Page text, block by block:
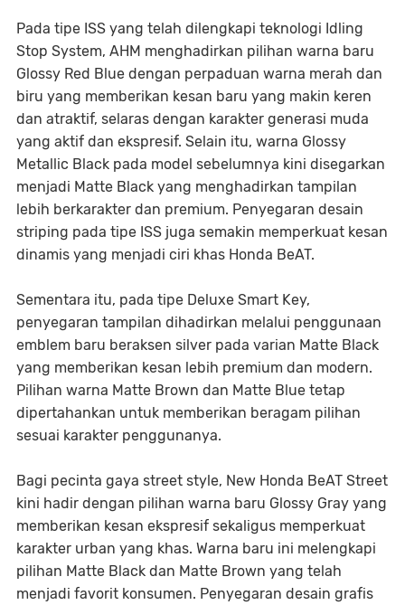
Pada tipe ISS yang telah dilengkapi teknologi Idling
Stop System, AHM menghadirkan pilihan warna baru
Glossy Red Blue dengan perpaduan warna merah dan
biru yang memberikan kesan baru yang makin keren
dan atraktif, selaras dengan karakter generasi muda
yang aktif dan ekspresif. Selain itu, warna Glossy
Metallic Black pada model sebelumnya kini disegarkan
menjadi Matte Black yang menghadirkan tampilan
lebih berkarakter dan premium. Penyegaran desain
striping pada tipe ISS juga semakin memperkuat kesan
dinamis yang menjadi ciri khas Honda BeAT.
Sementara itu, pada tipe Deluxe Smart Key,
penyegaran tampilan dihadirkan melalui penggunaan
emblem baru beraksen silver pada varian Matte Black
yang memberikan kesan lebih premium dan modern.
Pilihan warna Matte Brown dan Matte Blue tetap
dipertahankan untuk memberikan beragam pilihan
sesuai karakter penggunanya.
Bagi pecinta gaya street style, New Honda BeAT Street
kini hadir dengan pilihan warna baru Glossy Gray yang
memberikan kesan ekspresif sekaligus memperkuat
karakter urban yang khas. Warna baru ini melengkapi
pilihan Matte Black dan Matte Brown yang telah
menjadi favorit konsumen. Penyegaran desain grafis